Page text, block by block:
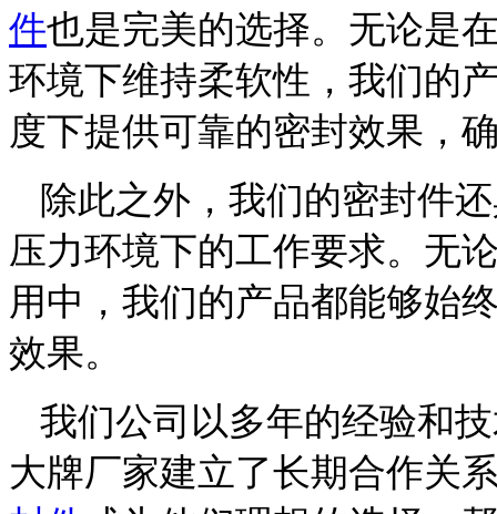
件也是完美的选择。无论是
环境下维持柔软性，我们的
度下提供可靠的密封效果，
除此之外，我们的密封件
压力环境下的工作要求。无
用中，我们的产品都能够始
效果。
我们公司以多年的经验和
大牌厂家建立了长期合作关